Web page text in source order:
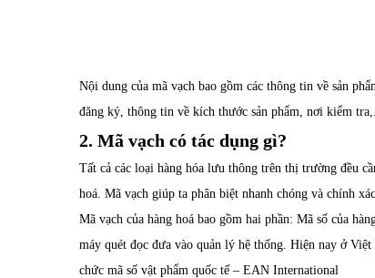
Nội dung của mã vạch bao gồm các thông tin về sản
đăng ký, thông tin về kích thước sản phẩm, nơi kiểm
2. Mã vạch có tác dụng gì?
Tất cả các loại hàng hóa lưu thông trên thị trường đều
hoá. Mã vạch giúp ta phân biệt nhanh chóng và chính
Mã vạch của hàng hoá bao gồm hai phần: Mã số của
máy quét đọc đưa vào quản lý hệ thống. Hiện nay ở
chức mã số vật phẩm quốc tế – EAN International